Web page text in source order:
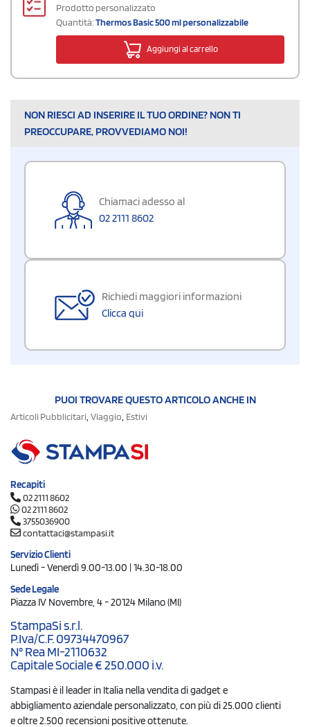
Prodotto personalizzato
Quantità:Thermos Basic 500 ml personalizzabile
Aggiungi al carrello
NON RIESCI AD INSERIRE IL TUO ORDINE? NON TI
PREOCCUPARE, PROVVEDIAMO NOI!
Chiamaci adesso al
02 2111 8602
Richiedi maggiori informazioni
Clicca qui
PUOI TROVARE QUESTO ARTICOLO ANCHE IN
Articoli Pubblicitari, Viaggio, Estivi
Recapiti
02 2111 8602
02 2111 8602
3755036900
contattaci@stampasi.it
Servizio Clienti
Lunedì - Venerdì 9.00-13.00 | 14.30-18.00
Sede Legale
Piazza IV Novembre, 4 - 20124 Milano (MI)
StampaSi s.r.l.
P.Iva/C.F. 09734470967
N° Rea MI-2110632
Capitale Sociale € 250.000 i.v.
Stampasi è il leader in Italia nella vendita di gadget e
abbigliamento aziendale personalizzato, con più di 25.000 clienti
e oltre 2.500 recensioni positive ottenute.